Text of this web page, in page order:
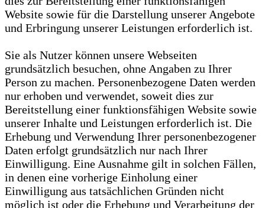
Website sowie für die Darstellung unserer Angebote
und Erbringung unserer Leistungen erforderlich ist.
Sie als Nutzer können unsere Webseiten
grundsätzlich besuchen, ohne Angaben zu Ihrer
Person zu machen. Personenbezogene Daten werden
nur erhoben und verwendet, soweit dies zur
Bereitstellung einer funktionsfähigen Website sowie
unserer Inhalte und Leistungen erforderlich ist. Die
Erhebung und Verwendung Ihrer personenbezogener
Daten erfolgt grundsätzlich nur nach Ihrer
Einwilligung. Eine Ausnahme gilt in solchen Fällen,
in denen eine vorherige Einholung einer
Einwilligung aus tatsächlichen Gründen nicht
möglich ist oder die Erhebung und Verarbeitung der